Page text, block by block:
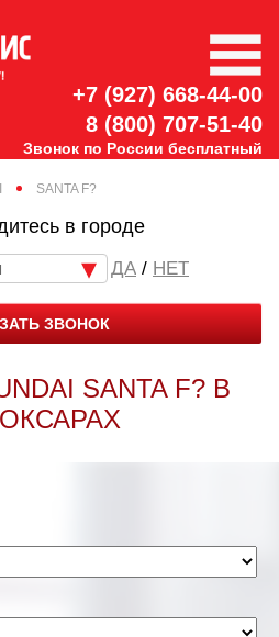
+7 (927) 668-44-00
8 (800) 707-51-40
Звонок по России бесплатный
SANTA F?
в городе
/ НЕТ
ЗВОНОК
SANTA F? В